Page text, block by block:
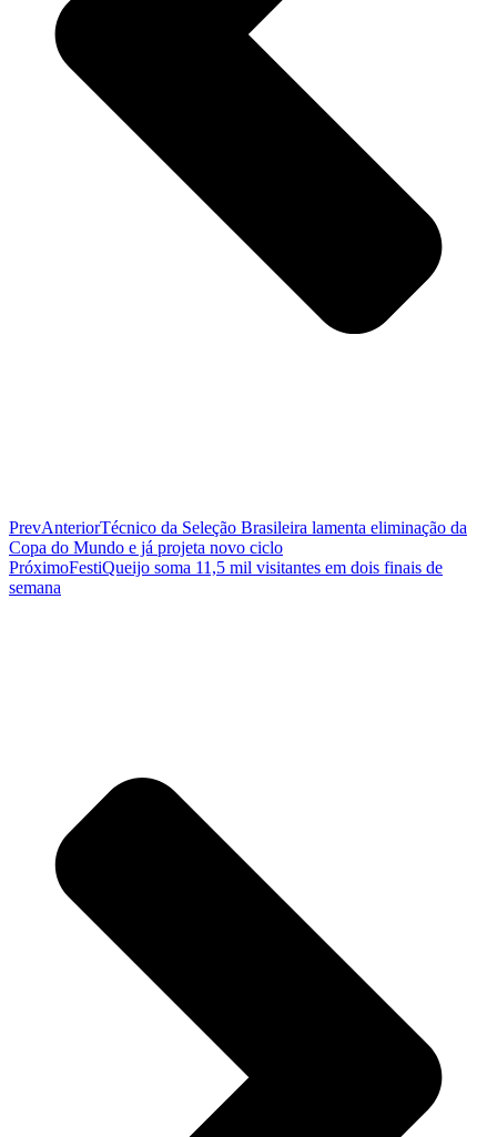
PrevAnteriorTécnico da Seleção Brasileira lamenta eliminação da
Copa do Mundo e já projeta novo ciclo
PróximoFestiQueijo soma 11,5 mil visitantes em dois finais de
semana